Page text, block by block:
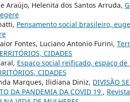
Araújo, Helenita dos Santos Arruda,
Pensamento social brasileiro,
Fontes, Luciano Antonio Furini,
CIDADES
Espaço social reificado, espaço
CIDADES
Marques, Ilidiana Diniz, DIVISÃO
DA PANDEMIA DA COVID 19 ,